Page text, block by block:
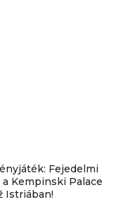
Fejedelmi
a Kempinski Palace
Istriában!